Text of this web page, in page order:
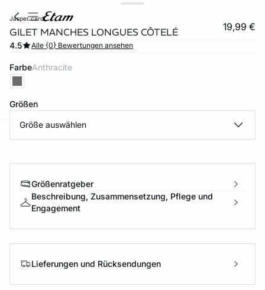
jasper cardi
GILET MANCHES LONGUES CÔTELÉ 19,99 €
4.5 Alle {0} Bewertungen ansehen
Farbe anthracite
Größen
Größe auswählen
Größenratgeber
Beschreibung, Zusammensetzung, Pflege und
Engagement
Lieferungen und Rücksendungen